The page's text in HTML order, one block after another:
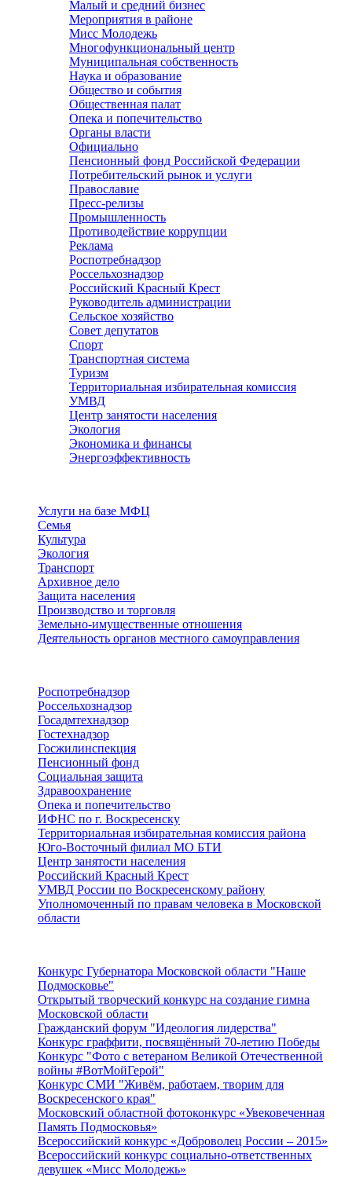
Малый и средний бизнес
Мероприятия в районе
Мисс Молодежь
Многофункциональный центр
Муниципальная собственность
Наука и образование
Общество и события
Общественная палат
Опека и попечительство
Органы власти
Официально
Пенсионный фонд Российской Федерации
Потребительский рынок и услуги
Православие
Пресс-релизы
Промышленность
Противодействие коррупции
Реклама
Роспотребнадзор
Россельхознадзор
Российский Красный Крест
Руководитель администрации
Сельское хозяйство
Совет депутатов
Спорт
Транспортная система
Туризм
Территориальная избирательная комиссия
УМВД
Центр занятости населения
Экология
Экономика и финансы
Энергоэффективность
Услуги на базе МФЦ
Семья
Культура
Экология
Транспорт
Архивное дело
Защита населения
Производство и торговля
Земельно-имущественные отношения
Деятельность органов местного самоуправления
Роспотребнадзор
Россельхознадзор
Госадмтехнадзор
Гостехнадзор
Госжилинспекция
Пенсионный фонд
Социальная защита
Здравоохранение
Опека и попечительство
ИФНС по г. Воскресенску
Территориальная избирательная комиссия района
Юго-Восточный филиал МО БТИ
Центр занятости населения
Российский Красный Крест
УМВД России по Воскресенскому району
Уполномоченный по правам человека в Московской
области
Конкурс Губернатора Московской области "Наше
Подмосковье"
Открытый творческий конкурс на создание гимна
Московской области
Гражданский форум "Идеология лидерства"
Конкурс граффити, посвящённый 70-летию Победы
Конкурс "Фото с ветераном Великой Отечественной
войны #ВотМойГерой"
Конкурс СМИ "Живём, работаем, творим для
Воскресенского края"
Московский областной фотоконкурс «Увековеченная
Память Подмосковья»
Всероссийский конкурс «Доброволец России – 2015»
Всероссийский конкурс социально-ответственных
девушек «Мисс Молодежь»